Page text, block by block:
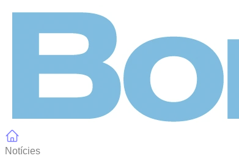
Notícies